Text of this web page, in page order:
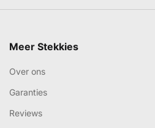
Meer Stekkies
Over ons
Garanties
Reviews